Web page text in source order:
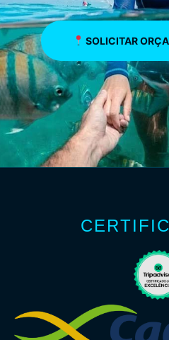
SOLICITAR